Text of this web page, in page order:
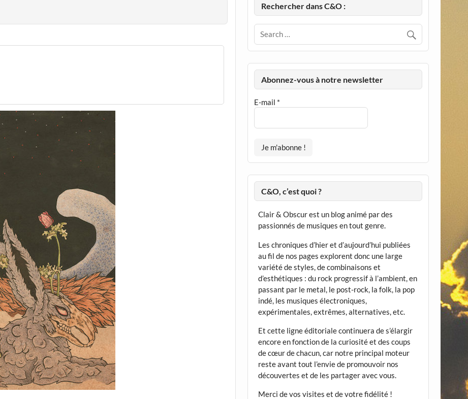
Rechercher dans C&O :
Abonnez-vous à notre newsletter
E-mail *
C&O, c’est quoi ?
Clair & Obscur est un blog animé par des
passionnés de musiques en tout genre.
Les chroniques d’hier et d’aujourd’hui publiées
au fil de nos pages explorent donc une large
variété de styles, de combinaisons et
d’esthétiques : du rock progressif à l’ambient, en
passant par le metal, le post-rock, la folk, la pop
indé, les musiques électroniques,
expérimentales, extrêmes, alternatives, etc.
Et cette ligne éditoriale continuera de s’élargir
encore en fonction de la curiosité et des coups
de cœur de chacun, car notre principal moteur
reste avant tout l’envie de promouvoir nos
découvertes et de les partager avec vous.
Merci de vos visites et de votre fidélité !